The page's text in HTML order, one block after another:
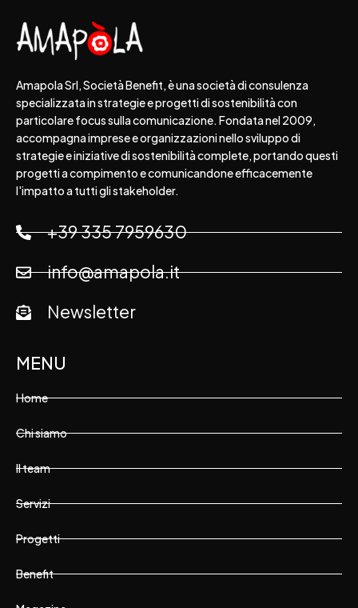
Amapola Srl, Società Benefit, è una società di consulenza
specializzata in strategie e progetti di sostenibilità con
particolare focus sulla comunicazione. Fondata nel 2009,
accompagna imprese e organizzazioni nello sviluppo di
strategie e iniziative di sostenibilità complete, portando questi
progetti a compimento e comunicandone efficacemente
l'impatto a tutti gli stakeholder.
+39 335 7959630
info@amapola.it
Newsletter
MENU
Home
Chi siamo
Il team
Servizi
Progetti
Benefit